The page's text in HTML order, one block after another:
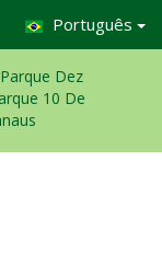
Português